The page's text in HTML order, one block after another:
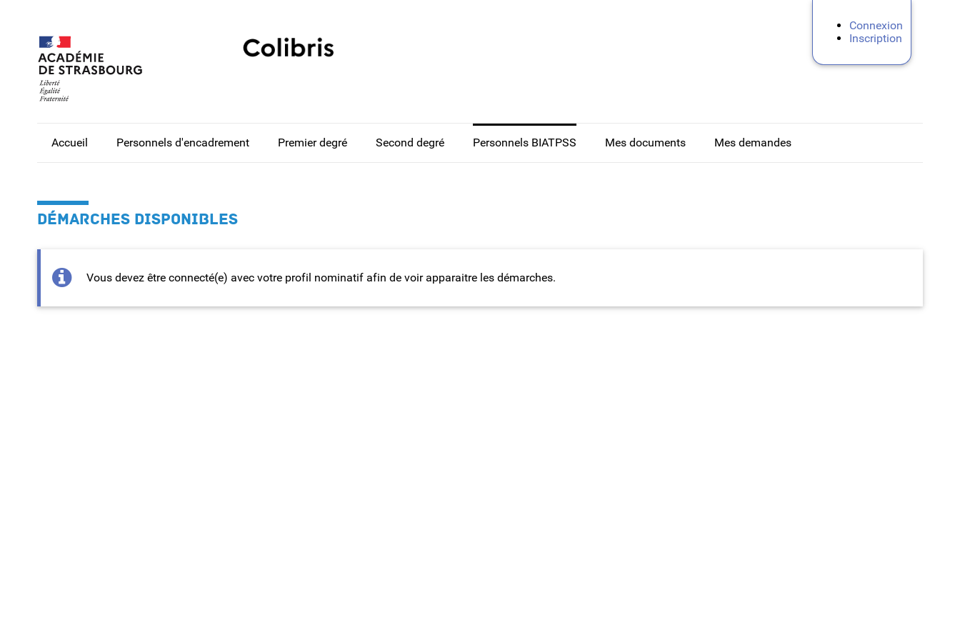
Connexion
Inscription
Accueil Personnels d'encadrement Premier degré Second degré Personnels BIATPSS Mes documents Mes demandes
DÉMARCHES DISPONIBLES
Vous devez être connecté(e) avec votre profil nominatif afin de voir apparaitre les démarches.